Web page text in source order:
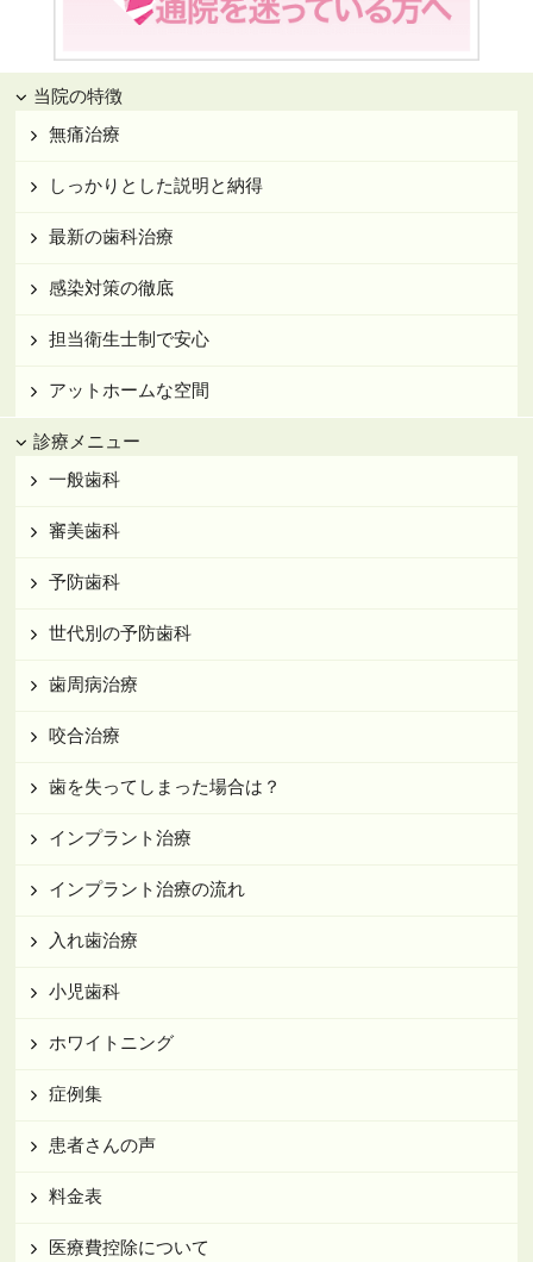
当院の特徴
無痛治療
しっかりとした説明と納得
最新の歯科治療
感染対策の徹底
担当衛生士制で安心
アットホームな空間
診療メニュー
一般歯科
審美歯科
予防歯科
世代別の予防歯科
歯周病治療
咬合治療
歯を失ってしまった場合は？
インプラント治療
インプラント治療の流れ
入れ歯治療
小児歯科
ホワイトニング
症例集
患者さんの声
料金表
医療費控除について